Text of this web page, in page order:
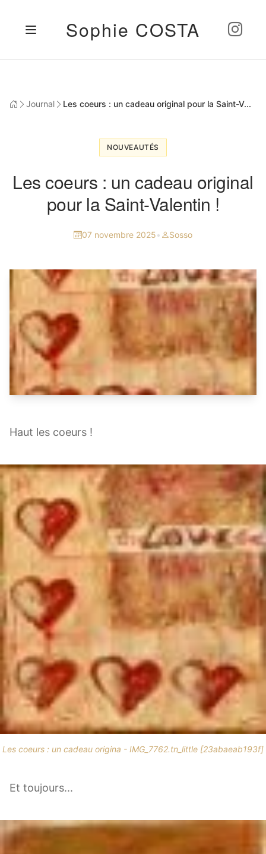
Sophie COSTA
Journal Les coeurs : un cadeau original pour la Saint-V...
NOUVEAUTÉS
Les coeurs : un cadeau original
pour la Saint-Valentin !
07 novembre 2025• Sosso
Haut les coeurs !
Les coeurs : un cadeau origina - IMG_7762.tn_little [23abaeab193f]
Et toujours...